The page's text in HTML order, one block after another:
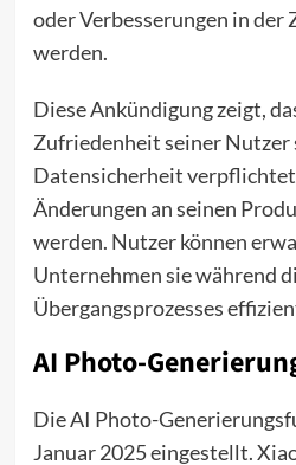
oder Verbesserungen in der
werden.
Diese Ankündigung zeigt,
Zufriedenheit seiner Nutzer
Datensicherheit
Änderungen an seinen
werden. Nutzer können
Unternehmen sie während
Übergangsprozesses
AI Photo-
Die AI Photo-
Januar 2025 eingestellt.